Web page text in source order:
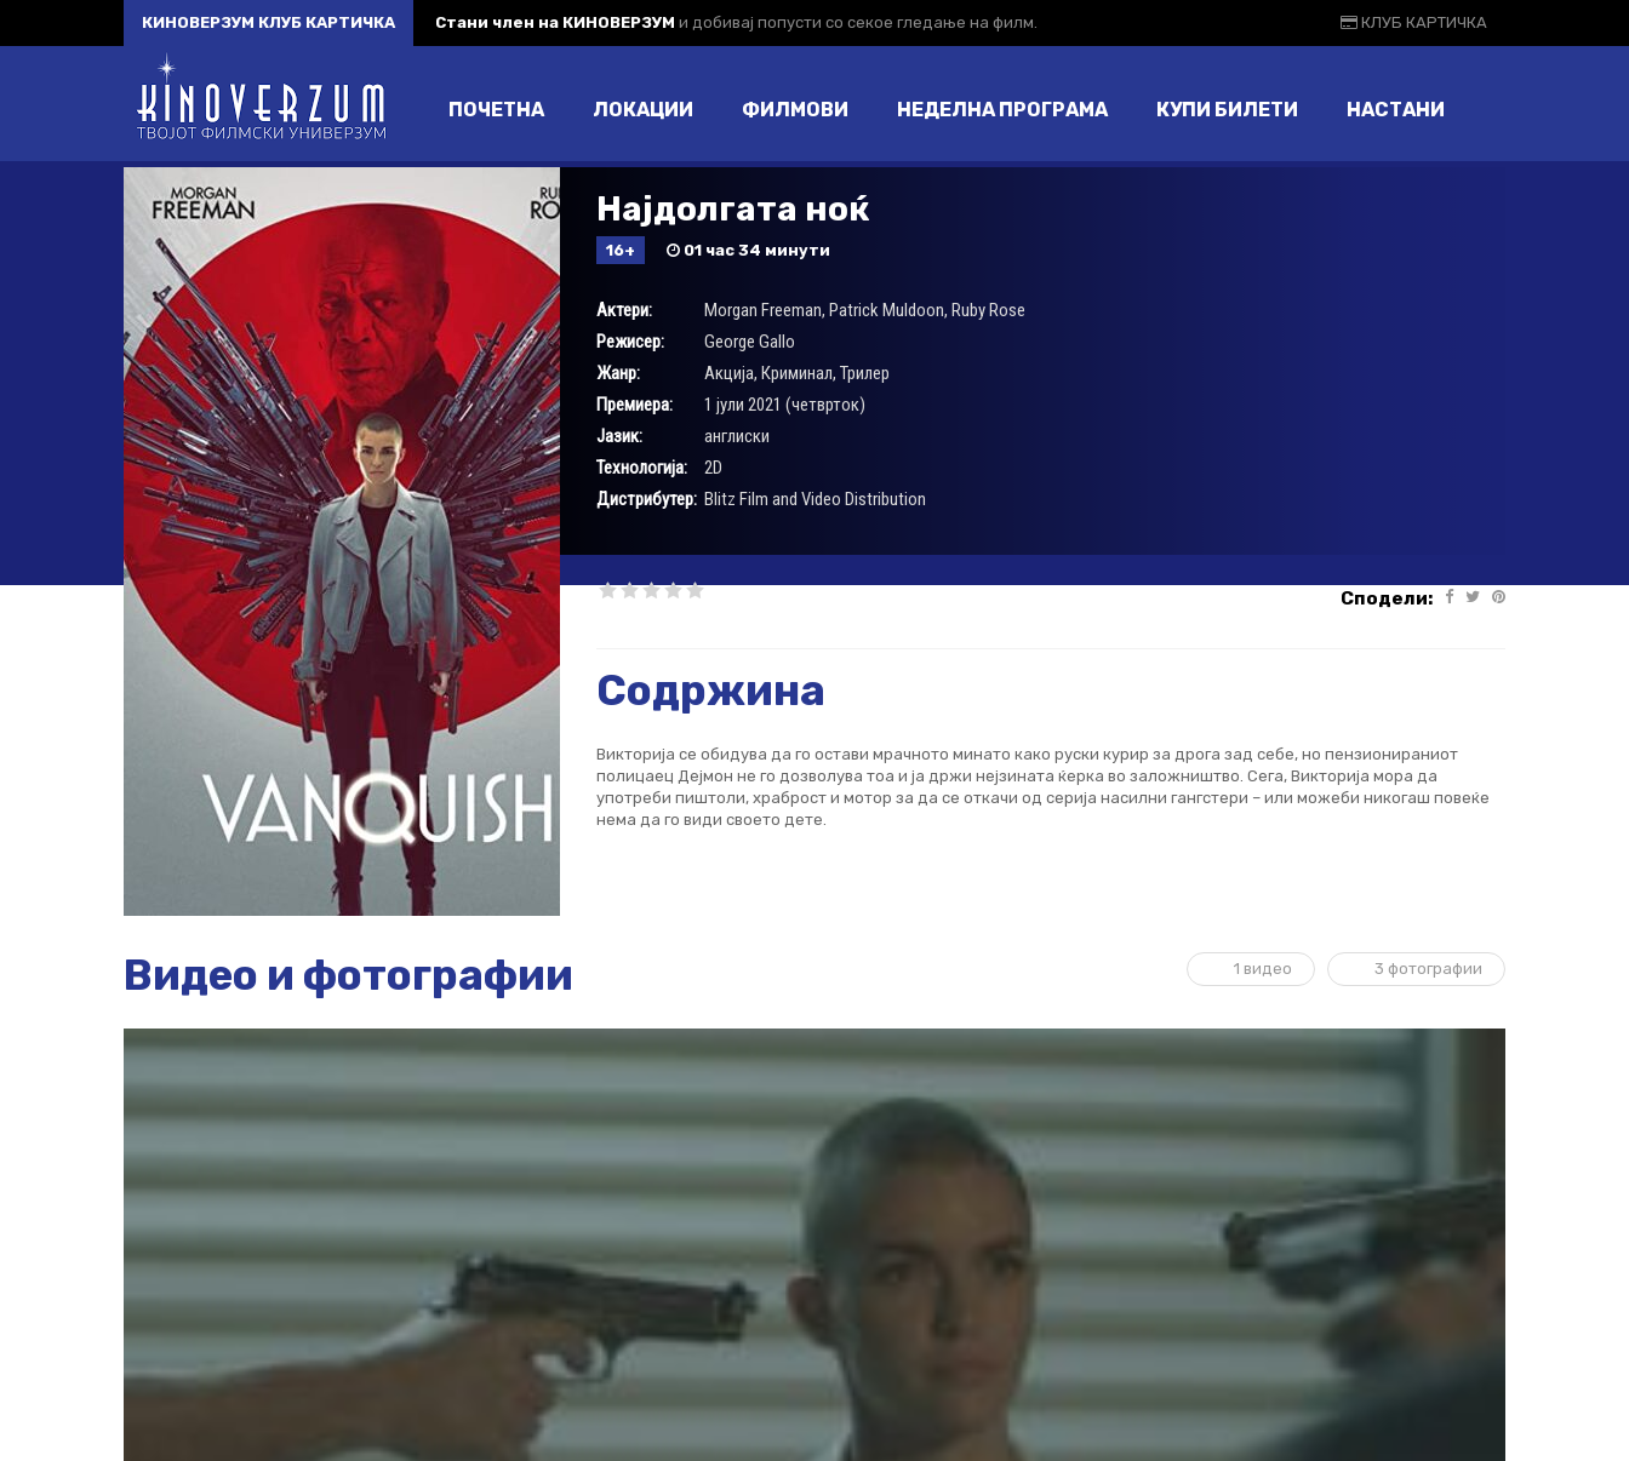
КИНОВЕРЗУМ КЛУБ КАРТИЧКА Стани член на КИНОВЕРЗУМ и добивај попусти со секое гледање на филм. КЛУБ КАРТИЧКА
ПОЧЕТНА ЛОКАЦИИ ФИЛМОВИ НЕДЕЛНА ПРОГРАМА КУПИ БИЛЕТИ НАСТАНИ
Најдолгата ноќ
16+ 01 час 34 минути
Актери: Morgan Freeman, Patrick Muldoon, Ruby Rose
Режисер:
George Gallo
Жанр:
Акција, Криминал, Трилер
Премиера:
1 јули 2021 (четврток)
Јазик:
англиски
Технологија:
2D
Дистрибутер: Blitz Film and Video Distribution
Сподели:
Содржина
Викторија се обидува да го остави мрачното минато како руски курир за дрога зад себе, но пензионираниот
полицаец Дејмон не го дозволува тоа и ја држи нејзината ќерка во заложништво. Сега, Викторија мора да
употреби пиштоли, храброст и мотор за да се откачи од серија насилни гангстери – или можеби никогаш повеќе
нема да го види своето дете.
Видео и фотографии 1 видео 3 фотографии